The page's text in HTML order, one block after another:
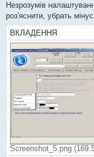
Незрозумів
роз'яснити, убрать
ВКЛАДЕННЯ
Screenshot_5.png